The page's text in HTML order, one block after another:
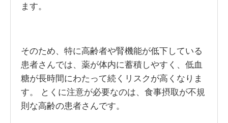
ます。
そのため、特に高齢者や腎機能が低下している
患者さんでは、薬が体内に蓄積しやすく、低血
糖が長時間にわたって続くリスクが高くなりま
す。 とくに注意が必要なのは、食事摂取が不規
則な高齢の患者さんです。